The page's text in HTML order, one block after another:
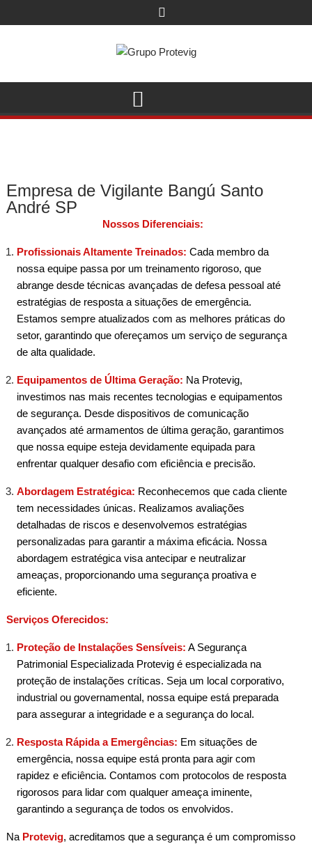
Empresa de Vigilante Bangú Santo
André SP
Nossos Diferenciais:
Profissionais Altamente Treinados: Cada membro da
nossa equipe passa por um treinamento rigoroso, que
abrange desde técnicas avançadas de defesa pessoal até
estratégias de resposta a situações de emergência.
Estamos sempre atualizados com as melhores práticas do
setor, garantindo que ofereçamos um serviço de segurança
de alta qualidade.
Equipamentos de Última Geração: Na Protevig,
investimos nas mais recentes tecnologias e equipamentos
de segurança. Desde dispositivos de comunicação
avançados até armamentos de última geração, garantimos
que nossa equipe esteja devidamente equipada para
enfrentar qualquer desafio com eficiência e precisão.
Abordagem Estratégica: Reconhecemos que cada cliente
tem necessidades únicas. Realizamos avaliações
detalhadas de riscos e desenvolvemos estratégias
personalizadas para garantir a máxima eficácia. Nossa
abordagem estratégica visa antecipar e neutralizar
ameaças, proporcionando uma segurança proativa e
eficiente.
Serviços Oferecidos:
Proteção de Instalações Sensíveis: A Segurança
Patrimonial Especializada Protevig é especializada na
proteção de instalações críticas. Seja um local corporativo,
industrial ou governamental, nossa equipe está preparada
para assegurar a integridade e a segurança do local.
Resposta Rápida a Emergências: Em situações de
emergência, nossa equipe está pronta para agir com
rapidez e eficiência. Contamos com protocolos de resposta
rigorosos para lidar com qualquer ameaça iminente,
garantindo a segurança de todos os envolvidos.
Na Protevig, acreditamos que a segurança é um compromisso